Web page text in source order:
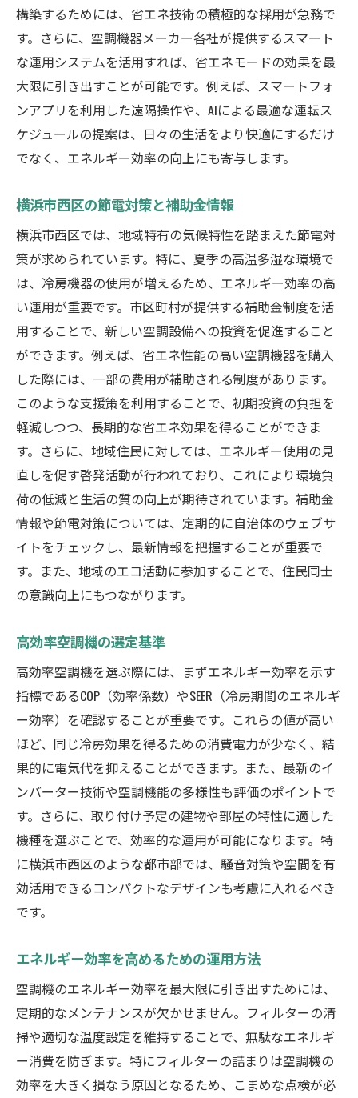
構築するためには、省エネ技術の積極的な採用が急務で
す。さらに、空調機器メーカー各社が提供するスマート
な運用システムを活用すれば、省エネモードの効果を最
大限に引き出すことが可能です。例えば、スマートフォ
ンアプリを利用した遠隔操作や、AIによる最適な運転ス
ケジュールの提案は、日々の生活をより快適にするだけ
でなく、エネルギー効率の向上にも寄与します。
横浜市西区の節電対策と補助金情報
横浜市西区では、地域特有の気候特性を踏まえた節電対
策が求められています。特に、夏季の高温多湿な環境で
は、冷房機器の使用が増えるため、エネルギー効率の高
い運用が重要です。市区町村が提供する補助金制度を活
用することで、新しい空調設備への投資を促進すること
ができます。例えば、省エネ性能の高い空調機器を購入
した際には、一部の費用が補助される制度があります。
このような支援策を利用することで、初期投資の負担を
軽減しつつ、長期的な省エネ効果を得ることができま
す。さらに、地域住民に対しては、エネルギー使用の見
直しを促す啓発活動が行われており、これにより環境負
荷の低減と生活の質の向上が期待されています。補助金
情報や節電対策については、定期的に自治体のウェブサ
イトをチェックし、最新情報を把握することが重要で
す。また、地域のエコ活動に参加することで、住民同士
の意識向上にもつながります。
高効率空調機の選定基準
高効率空調機を選ぶ際には、まずエネルギー効率を示す
指標であるCOP（効率係数）やSEER（冷房期間のエネルギ
ー効率）を確認することが重要です。これらの値が高い
ほど、同じ冷房効果を得るための消費電力が少なく、結
果的に電気代を抑えることができます。また、最新のイ
ンバーター技術や空調機能の多様性も評価のポイントで
す。さらに、取り付け予定の建物や部屋の特性に適した
機種を選ぶことで、効率的な運用が可能になります。特
に横浜市西区のような都市部では、騒音対策や空間を有
効活用できるコンパクトなデザインも考慮に入れるべき
です。
エネルギー効率を高めるための運用方法
空調機のエネルギー効率を最大限に引き出すためには、
定期的なメンテナンスが欠かせません。フィルターの清
掃や適切な温度設定を維持することで、無駄なエネルギ
ー消費を防ぎます。特にフィルターの詰まりは空調機の
効率を大きく損なう原因となるため、こまめな点検が必